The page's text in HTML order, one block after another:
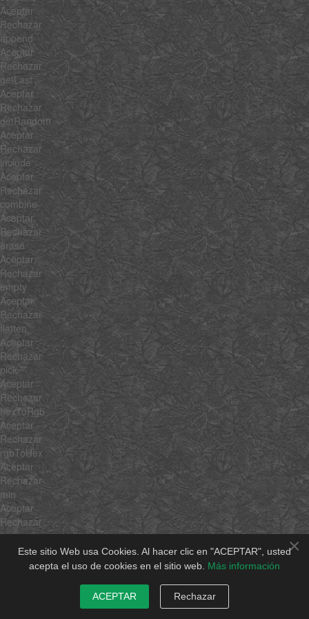
×
Este sitio Web usa Cookies. Al hacer clic en "ACEPTAR", usted
acepta el uso de cookies en el sitio web. Más información
ACEPTAR Rechazar
Aceptar
Rechazar
append
Aceptar
Rechazar
getLast
Aceptar
Rechazar
getRandom
Aceptar
Rechazar
include
Aceptar
Rechazar
combine
Aceptar
Rechazar
erase
Aceptar
Rechazar
empty
Aceptar
Rechazar
flatten
Aceptar
Rechazar
pick
Aceptar
Rechazar
hexToRgb
Aceptar
Rechazar
rgbToHex
Aceptar
Rechazar
min
Aceptar
Rechazar
max
Aceptar
Rechazar